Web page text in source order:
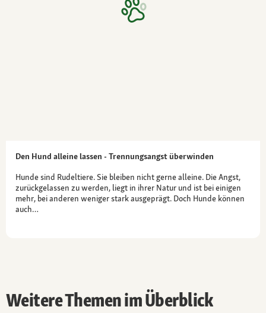
Den Hund alleine lassen - Trennungsangst überwinden
Hunde sind Rudeltiere. Sie bleiben nicht gerne alleine. Die Angst,
zurückgelassen zu werden, liegt in ihrer Natur und ist bei einigen
mehr, bei anderen weniger stark ausgeprägt. Doch Hunde können
auch…
Weitere Themen im Überblick